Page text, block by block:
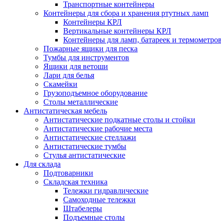
Транспортные контейнеры
Контейнеры для сбора и хранения ртутных ламп
Контейнеры КРЛ
Вертикальные контейнеры КРЛ
Контейнеры для ламп, батареек и
Пожарные ящики для песка
Тумбы для инструментов
Ящики для ветоши
Лари для белья
Скамейки
Грузоподъемное оборудование
Столы металлические
Антистатическая мебель
Антистатические подкатные столы и стойки
Антистатические рабочие места
Антистатические стеллажи
Антистатические тумбы
Стулья антистатические
Для склада
Подтоварники
Складская техника
Тележки гидравлические
Самоходные тележки
Штабелеры
Подъемные столы